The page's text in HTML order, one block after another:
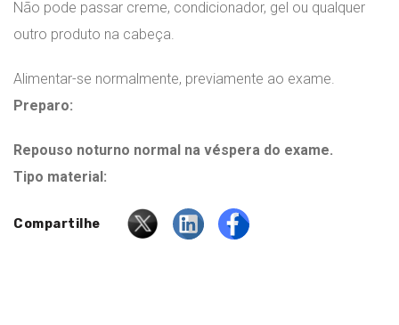
Não pode passar creme, condicionador, gel ou qualquer
outro produto na cabeça.
Alimentar-se normalmente, previamente ao exame.
Preparo:
Repouso noturno normal na véspera do exame.
Tipo material:
Compartilhe